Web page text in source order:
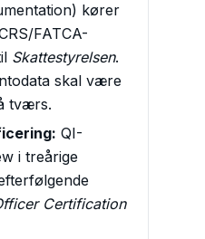
kører
FATCA-
Skattestyrelsen.
skal være
tværs.
QI-
i treårige
Certification